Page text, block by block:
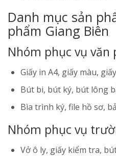
Danh mục sản
phẩm Giang Biên
Nhóm phục vụ văn
Giấy in A4, giấy màu,
Bút bi, bút ký, bút lông
Bìa trình ký, file hồ sơ,
Nhóm phục vụ
Vở ô ly, giấy kiểm tra,